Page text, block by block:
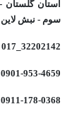
سوم - نبش لاین 6 - واحد 466 - پخش گیل
32202142_017 دفتر فروش
0901-953-4659 مدیریت سایت خانم دلدار
0911-178-0368 آقای فوجردی بخش قطعات سایت